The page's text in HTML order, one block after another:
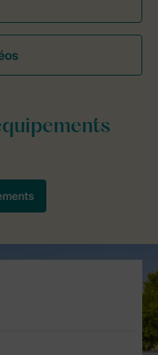
Rating from our guests